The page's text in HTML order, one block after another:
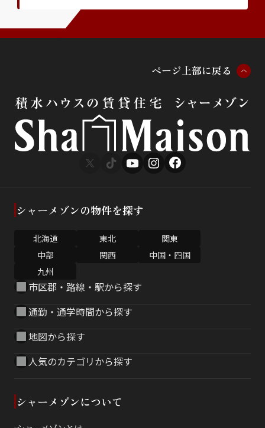
ページ 上部に戻る
シャーメゾンの物件を探す
北海道 東北
関東
中部
関西
中国・四国
九州
市区郡・路線・駅から探す
通勤・通学時間から探す
地図から探す
人気のカテゴリから探す
シャーメゾンについて